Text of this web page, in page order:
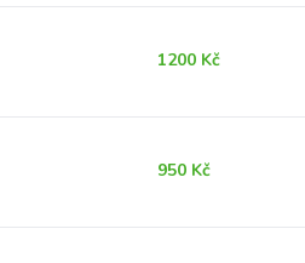
1200 Kč
950 Kč